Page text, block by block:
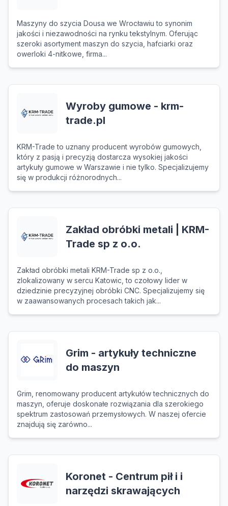
Maszyny do szycia Dousa we Wrocławiu to synonim
jakości i niezawodności na rynku tekstylnym. Oferując
szeroki asortyment maszyn do szycia, hafciarki oraz
owerloki 4-nitkowe, firma...
Wyroby gumowe - krm-
trade.pl
KRM-Trade to uznany producent wyrobów gumowych,
który z pasją i precyzją dostarcza wysokiej jakości
artykuły gumowe w Warszawie i nie tylko. Specjalizujemy
się w produkcji różnorodnych...
Zakład obróbki metali | KRM-
Trade sp z o.o.
Zakład obróbki metali KRM-Trade sp z o.o.,
zlokalizowany w sercu Katowic, to czołowy lider w
dziedzinie precyzyjnej obróbki CNC. Specjalizujemy się
w zaawansowanych procesach takich jak...
Grim - artykuły techniczne
do maszyn
Grim, renomowany producent artykułów technicznych do
maszyn, oferuje doskonałe rozwiązania dla szerokiego
spektrum zastosowań przemysłowych. W naszej ofercie
znajdują się zarówno...
Koronet - Centrum pił i i
narzędzi skrawających